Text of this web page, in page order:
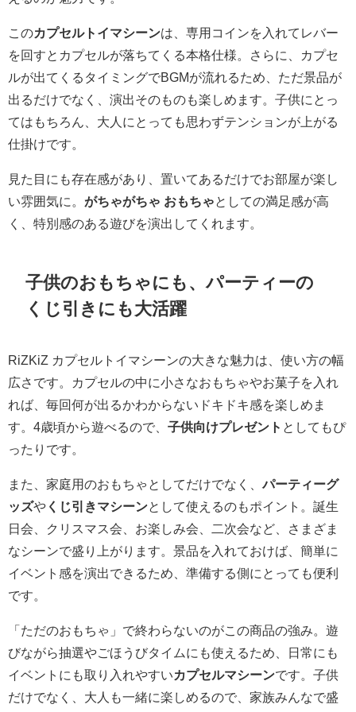
このカプセルトイマシーンは、専用コインを入れてレバー
を回すとカプセルが落ちてくる本格仕様。さらに、カプセ
ルが出てくるタイミングでBGMが流れるため、ただ景品が
出るだけでなく、演出そのものも楽しめます。子供にとっ
てはもちろん、大人にとっても思わずテンションが上がる
仕掛けです。
見た目にも存在感があり、置いてあるだけでお部屋が楽し
い雰囲気に。 がちゃがちゃ おもちゃ としての満足感が高
く、特別感のある遊びを演出してくれます。
子供のおもちゃにも、パーティーの
くじ引きにも大活躍
RiZKiZ カプセルトイマシーンの大きな魅力は、使い方の幅
広さです。カプセルの中に小さなおもちゃやお菓子を入れ
れば、毎回何が出るかわからないドキドキ感を楽しめま
す。4歳頃から遊べるので、 子供向けプレゼント としてもぴ
ったりです。
また、家庭用のおもちゃとしてだけでなく、 パーティーグ
ッズや くじ引きマシーンとして使えるのもポイント。誕生
日会、クリスマス会、お楽しみ会、二次会など、さまざま
なシーンで盛り上がります。景品を入れておけば、簡単に
イベント感を演出できるため、準備する側にとっても便利
です。
「ただのおもちゃ」で終わらないのがこの商品の強み。遊
びながら抽選やごほうびタイムにも使えるため、日常にも
イベントにも取り入れやすいカプセルマシーンです。子供
だけでなく、大人も一緒に楽しめるので、家族みんなで盛